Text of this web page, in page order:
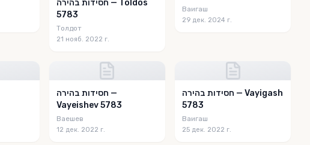
חסידות בהירה — Toldos
5783
Толдот
21 нояб. 2022 г.
Ваигаш
29 дек. 2024 г.
חסידות בהירה —
Vayeishev 5783
Ваешев
12 дек. 2022 г.
חסידות בהירה — Vayigash
5783
Ваигаш
25 дек. 2022 г.